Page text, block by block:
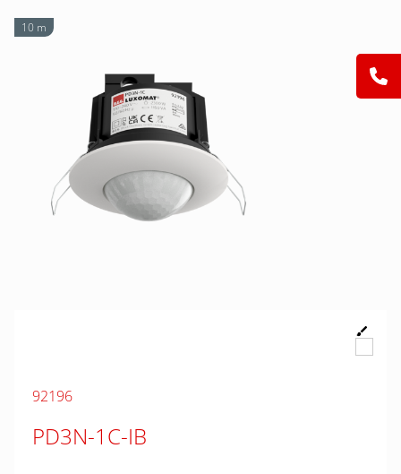
10 m
92196
PD3N-1C-IB